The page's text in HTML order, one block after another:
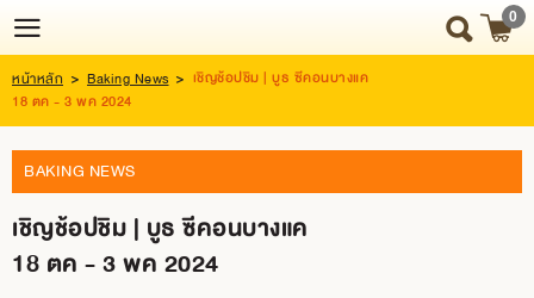
Login
Register
HOME
NEWS
UPDATE
0
หน้าหลัก > Baking News > เชิญช้อปชิม | บูธ ซีคอนบางแค
18 ตค - 3 พค 2024
BAKING NEWS
เชิญช้อปชิม | บูธ ซีคอนบางแค
18 ตค - 3 พค 2024